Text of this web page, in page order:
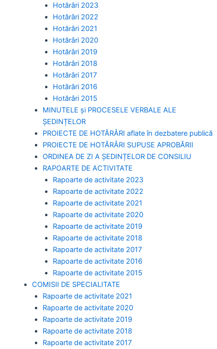
Hotărâri 2023
Hotărâri 2022
Hotărâri 2021
Hotărâri 2020
Hotărâri 2019
Hotărâri 2018
Hotărâri 2017
Hotărâri 2016
Hotărâri 2015
MINUTELE și PROCESELE VERBALE ALE
ȘEDINȚELOR
PROIECTE DE HOTĂRÂRI aflate în dezbatere publică
PROIECTE DE HOTĂRÂRI SUPUSE APROBĂRII
ORDINEA DE ZI A ȘEDINȚELOR DE CONSILIU
RAPOARTE DE ACTIVITATE
Rapoarte de activitate 2023
Rapoarte de activitate 2022
Rapoarte de activitate 2021
Rapoarte de activitate 2020
Rapoarte de activitate 2019
Rapoarte de activitate 2018
Rapoarte de activitate 2017
Rapoarte de activitate 2016
Rapoarte de activitate 2015
COMISII DE SPECIALITATE
Rapoarte de activitate 2021
Rapoarte de activitate 2020
Rapoarte de activitate 2019
Rapoarte de activitate 2018
Rapoarte de activitate 2017